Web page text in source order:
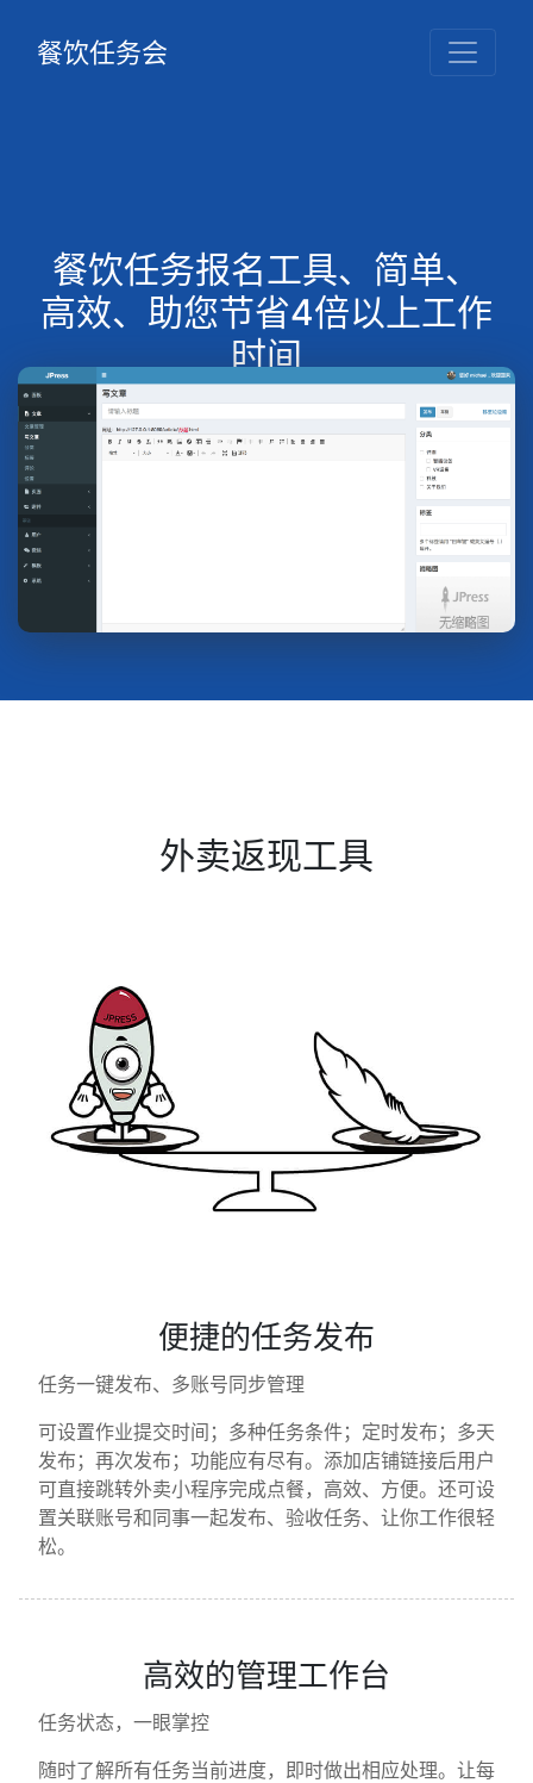
餐饮任务会
餐饮任务报名工具、简单、
高效、助您节省4倍以上工作
时间
外卖返现工具
便捷的任务发布
任务一键发布、多账号同步管理
可设置作业提交时间；多种任务条件；定时发布；多天
发布；再次发布；功能应有尽有。添加店铺链接后用户
可直接跳转外卖小程序完成点餐，高效、方便。还可设
置关联账号和同事一起发布、验收任务、让你工作很轻
松。
高效的管理工作台
任务状态，一眼掌控
随时了解所有任务当前进度，即时做出相应处理。让每